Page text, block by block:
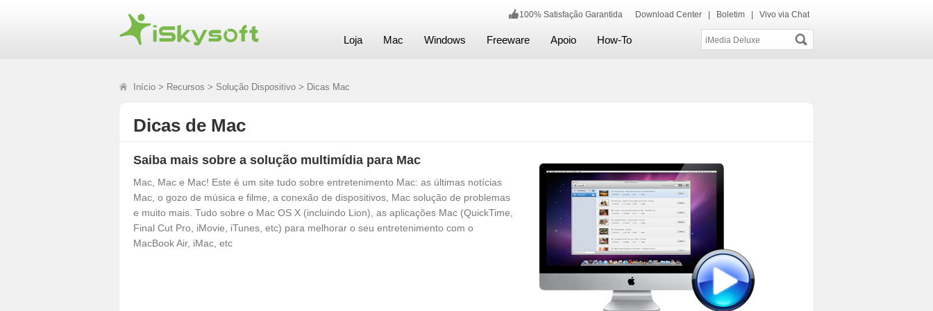
100% Satisfação Garantida Download Center Boletim Vivo via Chat
Loja Mac Windows Freeware Apoio How-To
Início > Recursos > Solução Dispositivo > Dicas Mac
Dicas de Mac
Saiba mais sobre a solução multimídia para Mac
Mac, Mac e Mac! Este é um site tudo sobre entretenimento Mac: as últimas notícias
Mac, o gozo de música e filme, a conexão de dispositivos, Mac solução de problemas
e muito mais. Tudo sobre o Mac OS X (incluindo Lion), as aplicações Mac (QuickTime,
Final Cut Pro, iMovie, iTunes, etc) para melhorar o seu entretenimento com o
MacBook Air, iMac, etc